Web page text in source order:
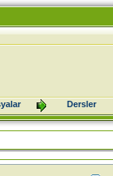
Dersler